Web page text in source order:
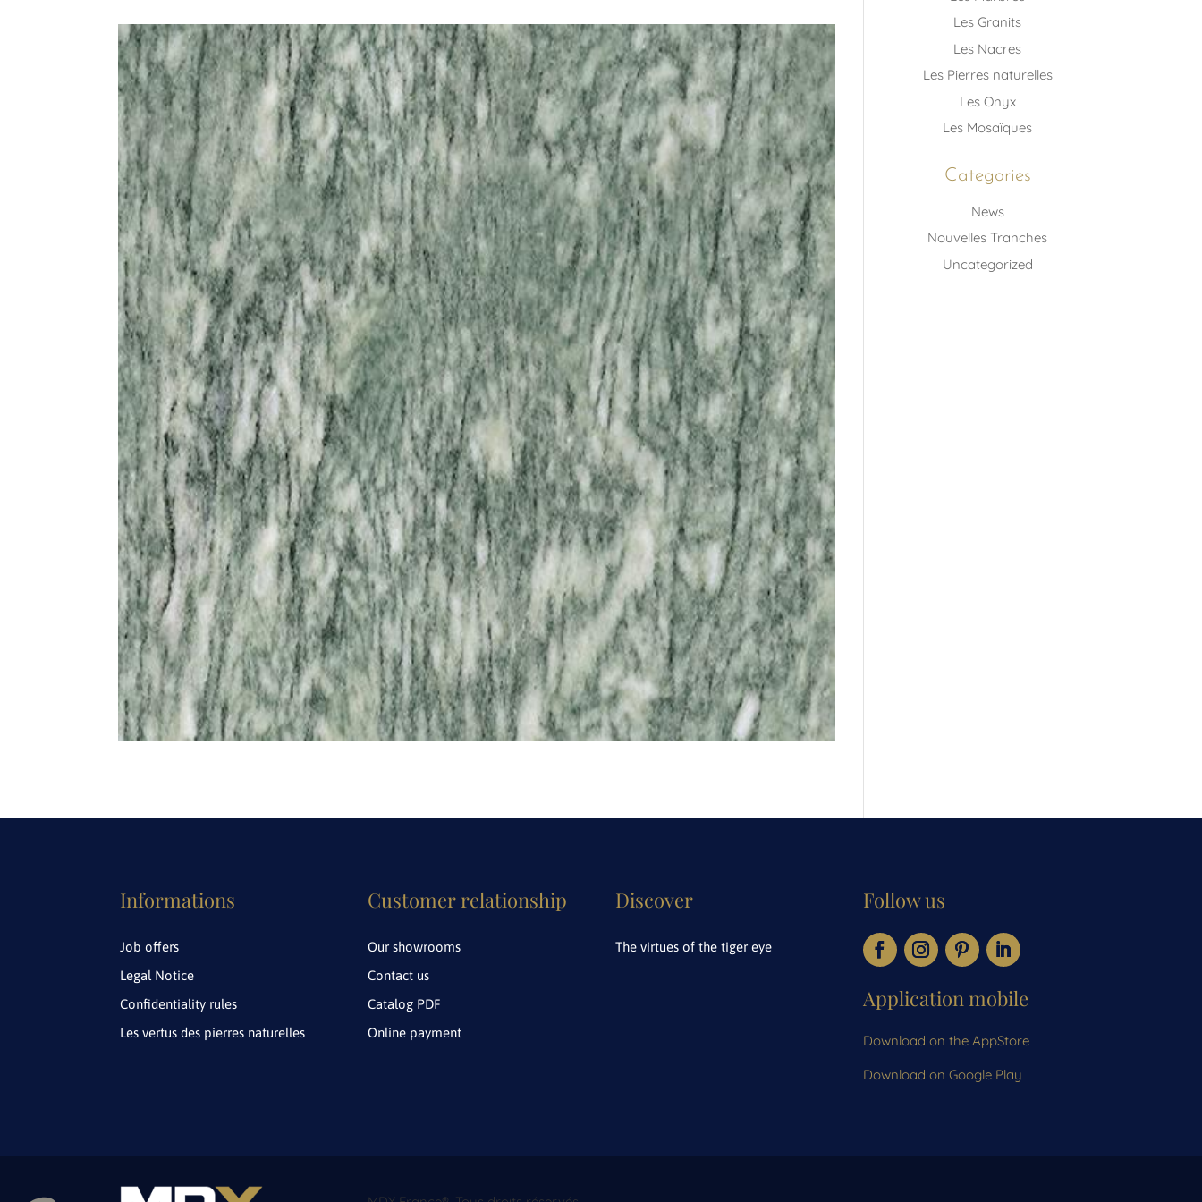
Les Granits
Les Nacres
Les Pierres naturelles
Les Onyx
Les Mosaïques
Categories
News
Nouvelles Tranches
Uncategorized
Informations
Job offers
Legal Notice
Confidentiality rules
Les vertus des pierres naturelles
Customer relationship
Our showrooms
Contact us
Catalog PDF
Online payment
Discover
The virtues of the tiger eye
Follow us
Application mobile
Download on the AppStore
Download on Google Play